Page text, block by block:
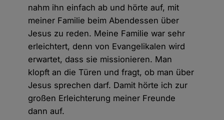
nahm ihn einfach ab und hörte auf, mit
meiner Familie beim Abendessen über
Jesus zu reden. Meine Familie war sehr
erleichtert, denn von Evangelikalen wird
erwartet, dass sie missionieren. Man
klopft an die Türen und fragt, ob man über
Jesus sprechen darf. Damit hörte ich zur
großen Erleichterung meiner Freunde
dann auf.